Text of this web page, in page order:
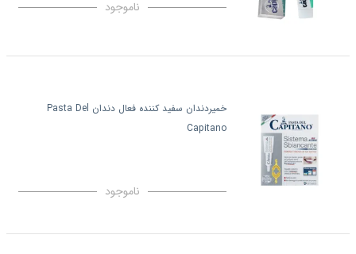
ناموجود
خمیردندان سفید کننده فعال دندان Pasta Del
Capitano
ناموجود